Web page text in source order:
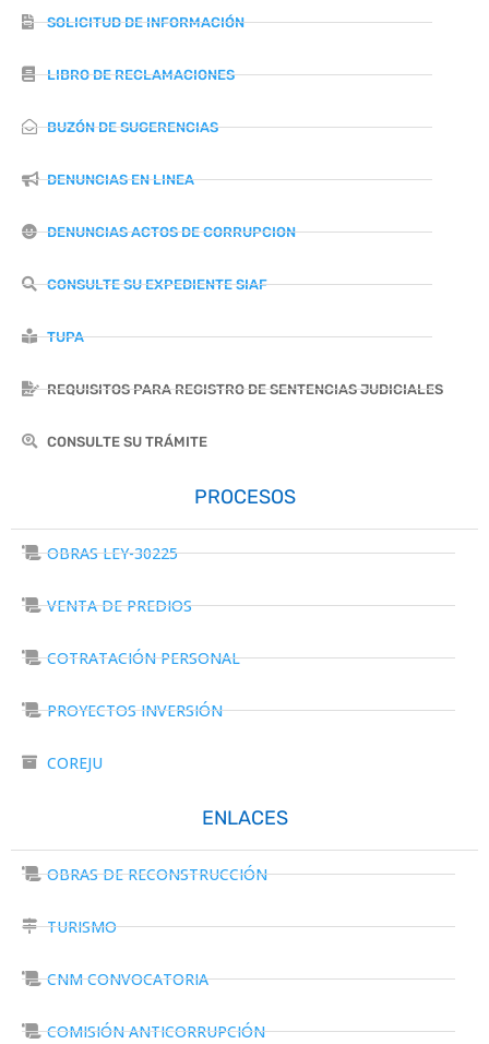
SOLICITUD DE INFORMACIÓN
LIBRO DE RECLAMACIONES
BUZÓN DE SUGERENCIAS
DENUNCIAS EN LINEA
DENUNCIAS ACTOS DE CORRUPCION
CONSULTE SU EXPEDIENTE SIAF
TUPA
REQUISITOS PARA REGISTRO DE SENTENCIAS JUDICIALES
CONSULTE SU TRÁMITE
PROCESOS
OBRAS LEY-30225
VENTA DE PREDIOS
COTRATACIÓN PERSONAL
PROYECTOS INVERSIÓN
COREJU
ENLACES
OBRAS DE RECONSTRUCCIÓN
TURISMO
CNM CONVOCATORIA
COMISIÓN ANTICORRUPCIÓN